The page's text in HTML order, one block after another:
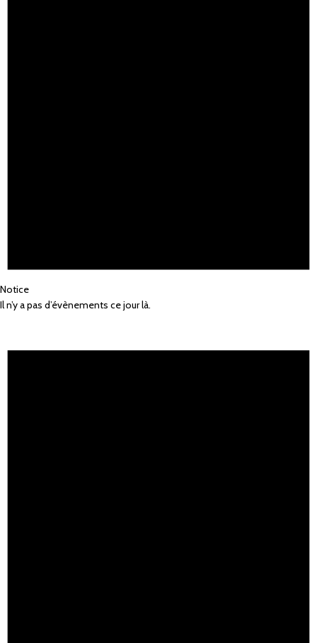
Notice
Il n’y a pas d’évènements ce jour là.